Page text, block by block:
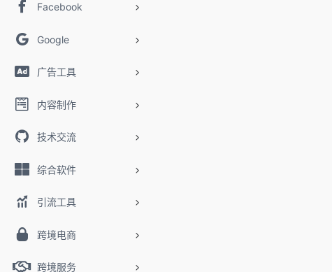
Facebook
Google
广告工具
内容制作
技术交流
综合软件
引流工具
跨境电商
跨境服务